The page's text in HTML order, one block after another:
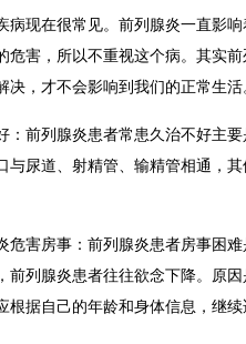
现在很常见。前列腺炎一直影响
危害，所以不重视这个病。其实
决，才不会影响到我们的正常生活
前列腺炎患者常患久治不好主要
与尿道、射精管、输精管相通，
害房事：前列腺炎患者房事困难
前列腺炎患者往往欲念下降。原
根据自己的年龄和身体信息，继续